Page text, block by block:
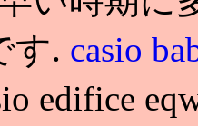
す. casio
edifice